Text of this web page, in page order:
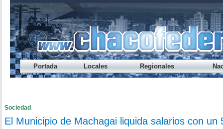
Portada Locales Regionales
Sociedad
El Municipio de Machagai liquida salarios con un